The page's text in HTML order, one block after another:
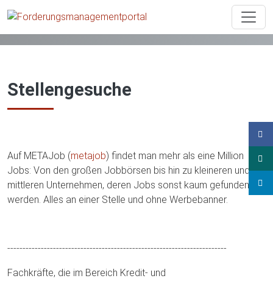
Berater und Dienstleister
Stellenangebote/-gesuche
Stellengesuche
Auf METAJob (metajob) findet man mehr als eine Million
Jobs: Von den großen Jobbörsen bis hin zu kleineren und
mittleren Unternehmen, deren Jobs sonst kaum gefunden
werden. Alles an einer Stelle und ohne Werbebanner.
------------------------------------------------------------------------
Fachkräfte, die im Bereich Kredit- und